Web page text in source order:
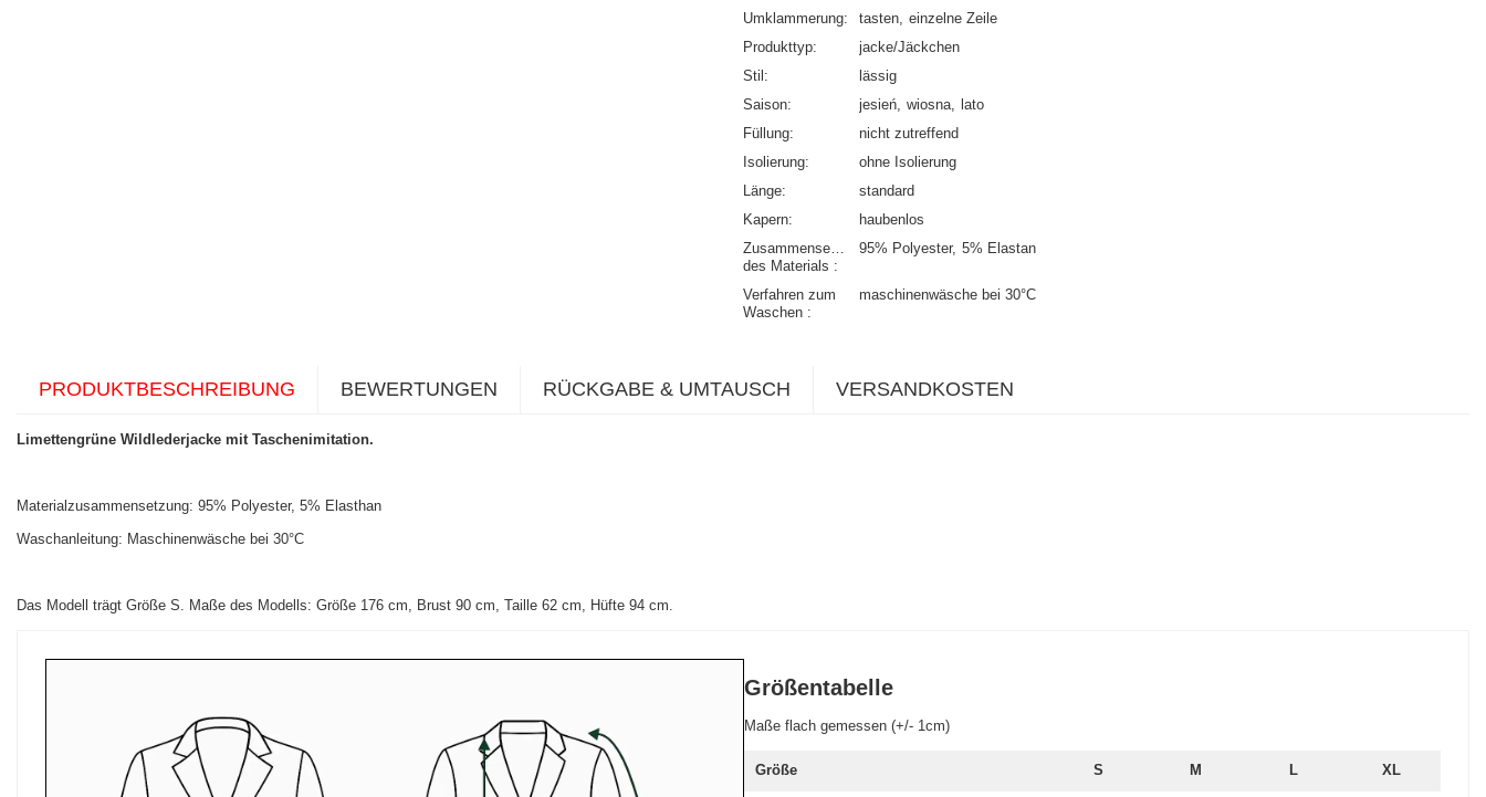
Umklammerung tasten einzelne Zeile
Produkttyp
jacke/Jäckchen
Stil
lässig
Saison
jesień wiosna
lato
Füllung
nicht zutreffend
Isolierung
ohne Isolierung
Länge
standard
Kapern
haubenlos
Zusammensetzung
des Materials
95% Polyester 5% Elastan
Verfahren zum
Waschen
maschinenwäsche bei 30°C
PRODUKTBESCHREIBUNG BEWERTUNGEN RÜCKGABE & UMTAUSCH VERSANDKOSTEN
Limettengrüne Wildlederjacke mit Taschenimitation.
Materialzusammensetzung: 95% Polyester, 5% Elasthan
Waschanleitung: Maschinenwäsche bei 30°C
Das Modell trägt Größe S. Maße des Modells: Größe 176 cm, Brust 90 cm, Taille 62 cm, Hüfte 94 cm.
Größentabelle
Maße flach gemessen (+/- 1cm)
Größe S M L XL